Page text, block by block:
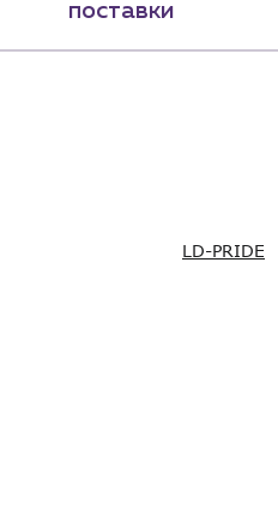
поставки
LD-PRIDE